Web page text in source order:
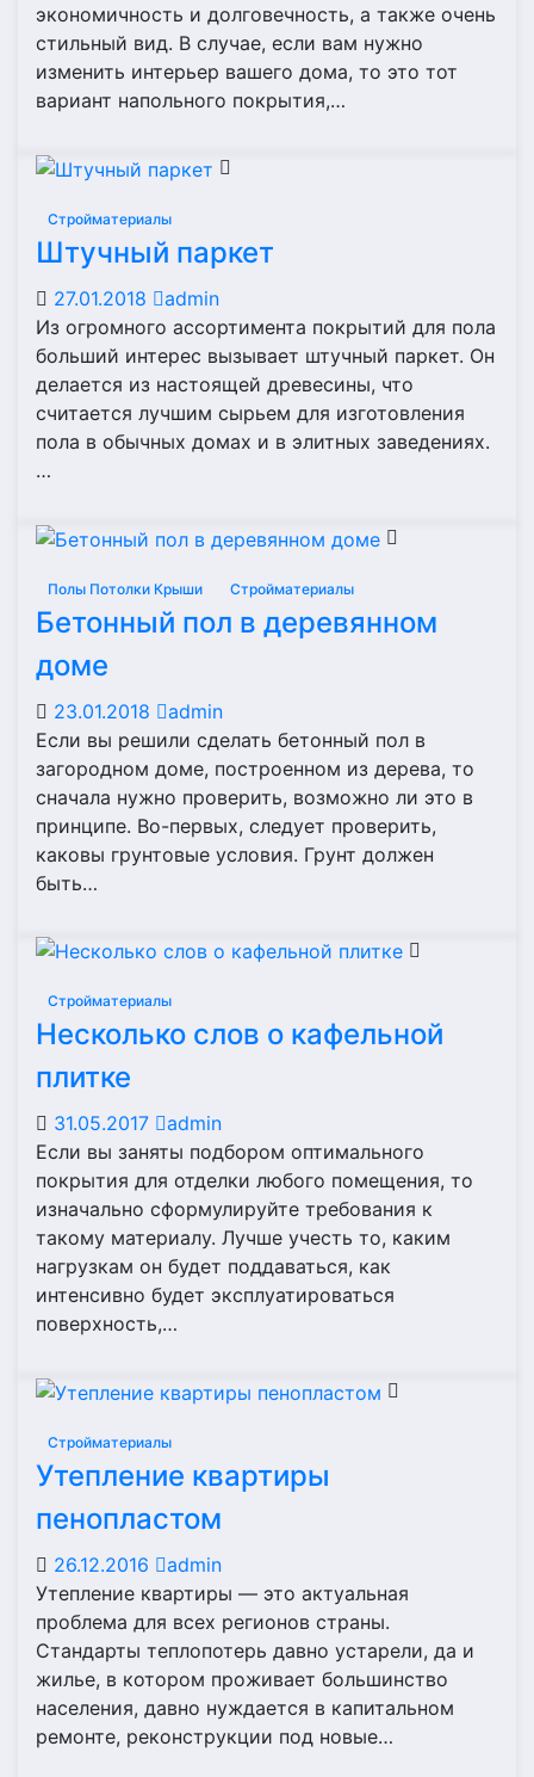
экономичность и долговечность, а также очень
стильный вид. В случае, если вам нужно
изменить интерьер вашего дома, то это тот
вариант напольного покрытия,…
Стройматериалы
Штучный паркет
27.01.2018
admin
Из огромного ассортимента покрытий для пола
больший интерес вызывает штучный паркет. Он
делается из настоящей древесины, что
считается лучшим сырьем для изготовления
пола в обычных домах и в элитных заведениях.
…
Полы Потолки Крыши Стройматериалы
Бетонный пол в деревянном
доме
23.01.2018
admin
Если вы решили сделать бетонный пол в
загородном доме, построенном из дерева, то
сначала нужно проверить, возможно ли это в
принципе. Во-первых, следует проверить,
каковы грунтовые условия. Грунт должен
быть…
Стройматериалы
Несколько слов о кафельной
плитке
31.05.2017
admin
Если вы заняты подбором оптимального
покрытия для отделки любого помещения, то
изначально сформулируйте требования к
такому материалу. Лучше учесть то, каким
нагрузкам он будет поддаваться, как
интенсивно будет эксплуатироваться
поверхность,…
Стройматериалы
Утепление квартиры
пенопластом
26.12.2016
admin
Утепление квартиры — это актуальная
проблема для всех регионов страны.
Стандарты теплопотерь давно устарели, да и
жилье, в котором проживает большинство
населения, давно нуждается в капитальном
ремонте, реконструкции под новые…